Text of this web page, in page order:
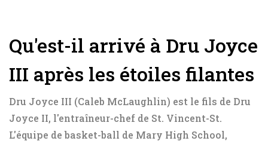
Qu'est-il arrivé à Dru Joyce
III après les étoiles filantes
Dru Joyce III (Caleb McLaughlin) est le fils de Dru
Joyce II, l'entraîneur-chef de St. Vincent-St.
L'équipe de basket-ball de Mary High School,